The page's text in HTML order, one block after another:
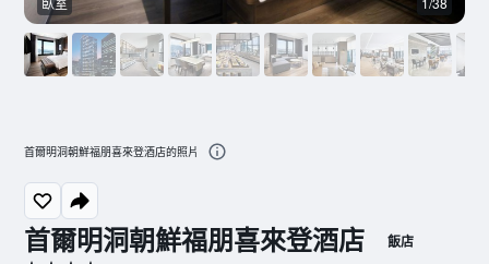
首爾明洞朝鮮福朋喜來登酒店 飯店
首爾明洞朝鮮福朋喜來登酒店的照片